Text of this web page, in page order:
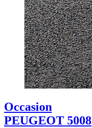
Occasion
PEUGEOT 5008